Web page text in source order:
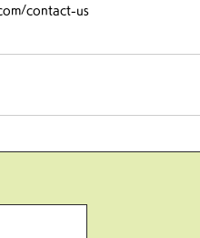
contact-us